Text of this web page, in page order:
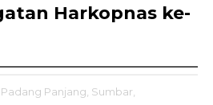
Harkopnas ke-
Padang Panjang, Sumbar,